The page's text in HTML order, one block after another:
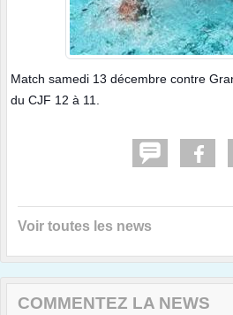
Match samedi 13 décembre contre
du CJF 12 à 11.
Voir toutes les news
COMMENTEZ LA NEWS